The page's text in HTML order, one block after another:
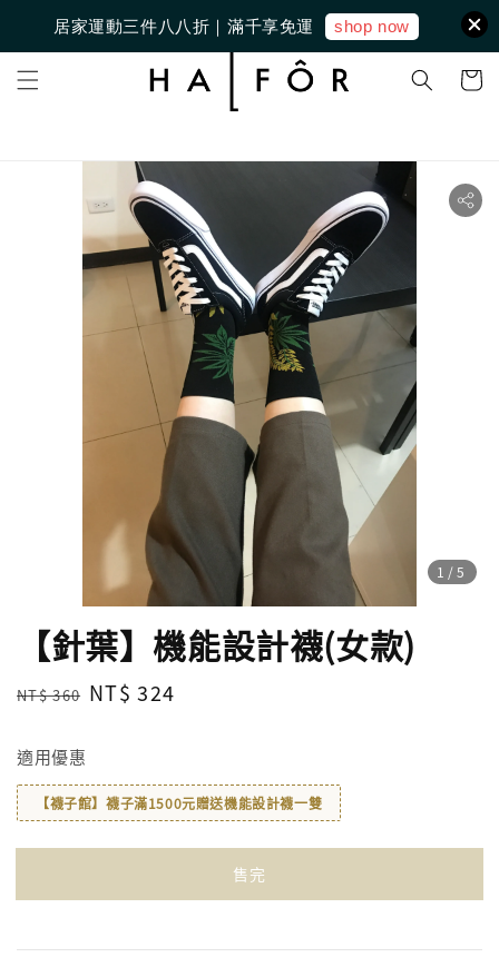
居家運動三件八八折｜滿千享免運 shop now
1 /5
【針葉】機能設計襪(女款)
Regular
NT$ 360 Sale
NT$ 324
適用優惠
【襪子館】襪子滿1500元贈送機能設計襪一雙
售完